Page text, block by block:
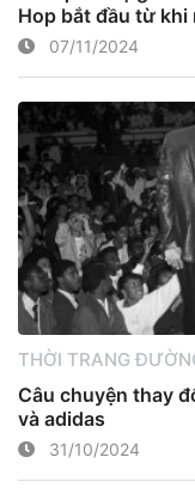
Hop bắt đầu từ khi
07/11/2024
THỜI TRANG
Câu chuyện thay
và adidas
31/10/2024